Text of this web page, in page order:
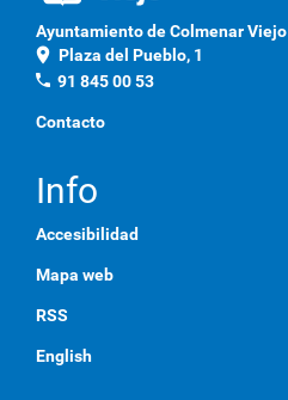
Ayuntamiento de Colmenar Viejo
location_on Plaza del Pueblo, 1
phone 91 845 00 53
Contacto
Info
Accesibilidad
Mapa web
RSS
English